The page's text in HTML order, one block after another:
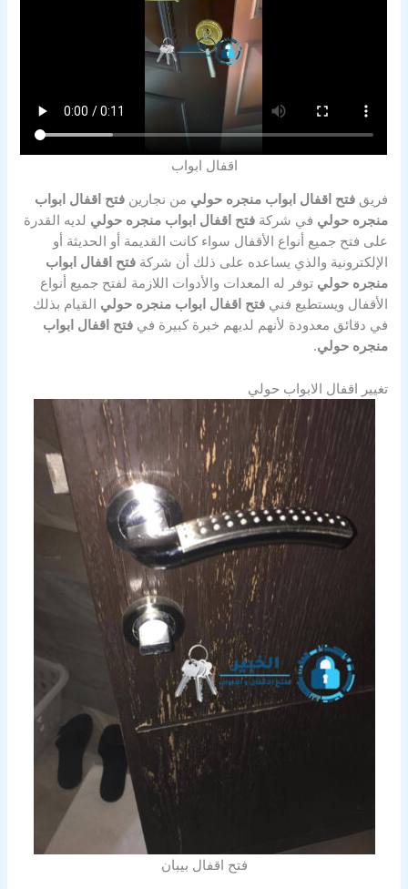
اقفال ابواب
فريقفتح اقفال ابواب منجره حولي من نجارينفتح اقفال ابواب
منجره حولي في شركةفتح اقفال ابواب منجره حولي لديه القدرة
على فتح جميع أنواع الأقفال سواء كانت القديمة أو الحديثة أو
الإلكترونية والذي يساعده على ذلك أن شركةفتح اقفال ابواب
منجره حولي توفر له المعدات والأدوات اللازمة لفتح جميع أنواع
الأقفال ويستطيع فنيفتح اقفال ابواب منجره حولي القيام بذلك
في دقائق معدودة لأنهم لديهم خبرة كبيرة فيفتح اقفال ابواب
منجره حولي.
تغيير اقفال الابواب حولي
فتح اقفال بيبان